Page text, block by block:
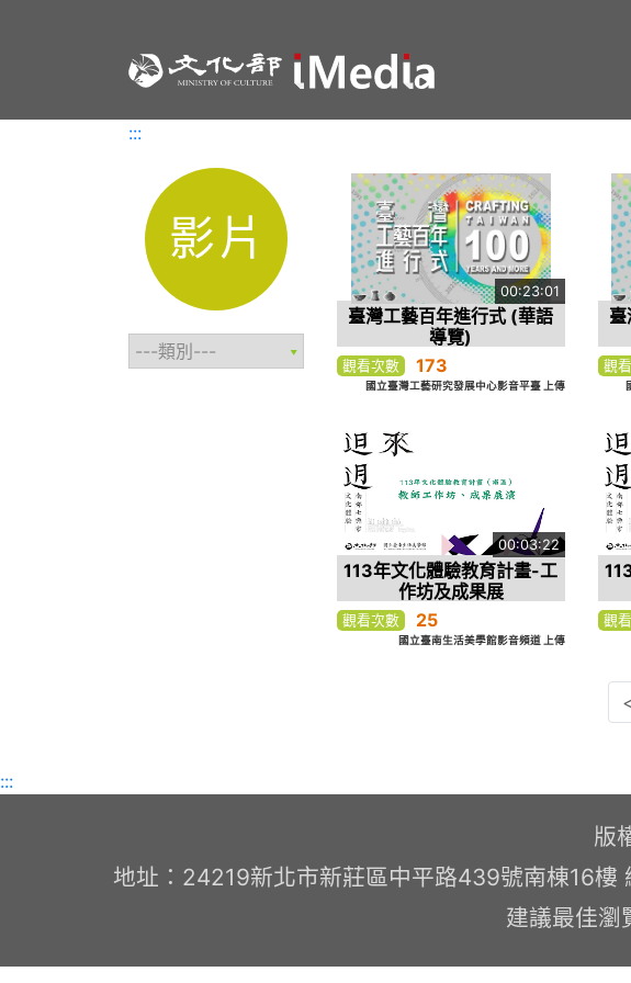
:::
:::
影片
00:23:01
臺灣工藝百年進行式 (華語
導覽)
觀看次數 173
國立臺灣工藝研究發展中心影音平臺 上傳
觀
00:03:22
113年文化體驗教育計畫-工
作坊及成果展
觀看次數 25
國立臺南生活美學館影音頻道 上傳
觀
:::
版
地址：24219新北市新莊區中平路439號南棟16
建議最佳瀏